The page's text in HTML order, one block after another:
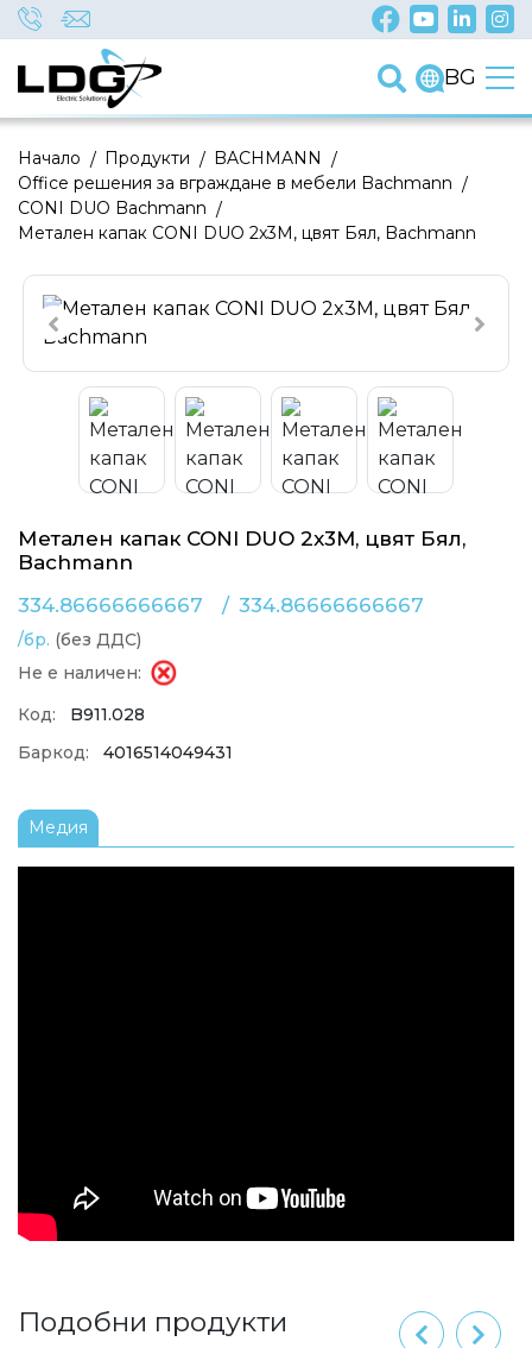
BG
/
Начало /
Продукти /
BACHMANN
/
Office решения за вграждане в мебели Bachmann
/
CONI DUO Bachmann
Метален капак CONI DUO 2x3M, цвят Бял, Bachmann
Метален капак CONI DUO 2x3M, цвят Бял,
Bachmann
334.86666666667
/
334.86666666667
/бр. (без ДДС)
Не е наличен:
Код:
B911.028
Баркод:
4016514049431
Медия
Подобни продукти